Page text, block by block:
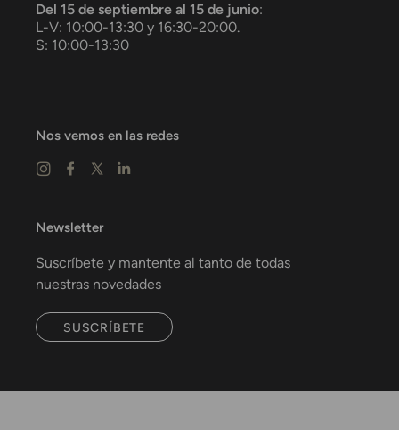
Del 15 de septiembre al 15 de junio:
L-V: 10:00-13:30 y 16:30-20:00.
S: 10:00-13:30
Nos vemos en las redes
Newsletter
Suscríbete y mantente al tanto de todas
nuestras novedades
SUSCRÍBETE